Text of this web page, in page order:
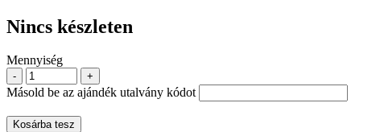
Nincs készleten
Mennyiség
- +
Másold be az ajándék utalvány kódot
Kosárba tesz